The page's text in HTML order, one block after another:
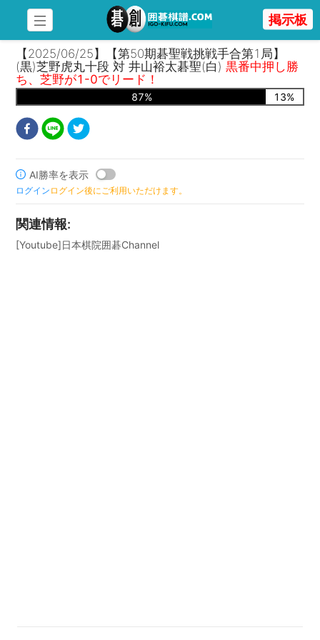
掲示板
【2025/06/25】【第50期碁聖戦挑戦手合第1局】
(黒)芝野虎丸十段 対 井山裕太碁聖(白)黒番中押し勝
ち、芝野が1-0でリード！
87% 13%
AI勝率を表示
ログイン ログイン後にご利用いただけます。
関連情報:
[Youtube]日本棋院囲碁Channel